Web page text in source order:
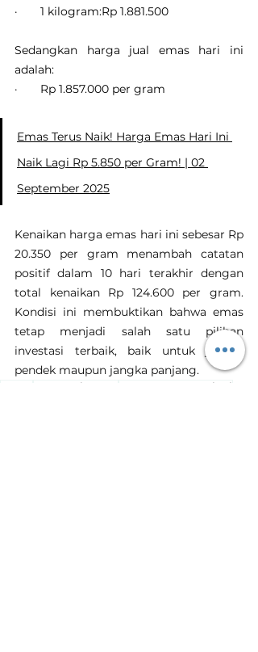
·       1 kilogram:Rp 1.881.500
Sedangkan harga jual emas hari ini
adalah:
·       Rp 1.857.000 per gram
Emas Terus Naik! Harga Emas Hari Ini
Naik Lagi Rp 5.850 per Gram! | 02
September 2025
Kenaikan harga emas hari ini sebesar Rp
20.350 per gram menambah catatan
positif dalam 10 hari terakhir dengan
total kenaikan Rp 124.600 per gram.
Kondisi ini membuktikan bahwa emas
tetap menjadi salah satu pilihan
investasi terbaik, baik untuk jangka
pendek maupun jangka panjang.
Investasi Emas
Harga Emas Hari Ini